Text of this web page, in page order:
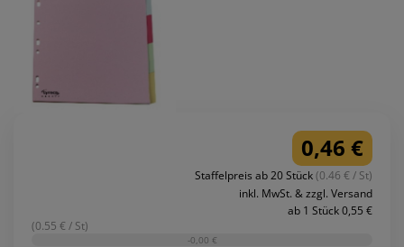
0,46 €
Staffelpreis ab 20 Stück(0.46 € / St)
inkl. MwSt. & zzgl. Versand
ab 1 Stück 0,55 €
(0.55 € / St)
-0,00 €